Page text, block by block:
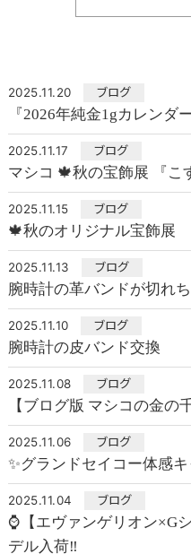
2025.11.20 ブログ
『2026年純金1gカレンダ
2025.11.17 ブログ
マシコ 🍁秋の宝飾展 『こ
2025.11.15 ブログ
🍁秋のオリジナル宝飾展
2025.11.13 ブログ
腕時計の革バンドが切れ
2025.11.10 ブログ
腕時計の皮バンド交換
2025.11.08 ブログ
【ブログ版 マシコの金の
2025.11.06 ブログ
✨グランドセイコー体感
2025.11.04 ブログ
⌚【エヴァンゲリオン×G
デル入荷‼️